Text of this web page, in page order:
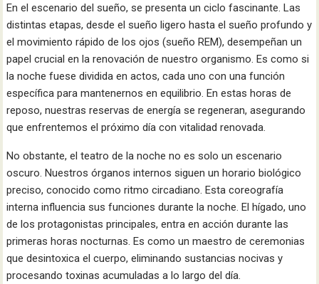
En el escenario del sueño, se presenta un ciclo fascinante. Las
distintas etapas, desde el sueño ligero hasta el sueño profundo y
el movimiento rápido de los ojos (sueño REM), desempeñan un
papel crucial en la renovación de nuestro organismo. Es como si
la noche fuese dividida en actos, cada uno con una función
específica para mantenernos en equilibrio. En estas horas de
reposo, nuestras reservas de energía se regeneran, asegurando
que enfrentemos el próximo día con vitalidad renovada.
No obstante, el teatro de la noche no es solo un escenario
oscuro. Nuestros órganos internos siguen un horario biológico
preciso, conocido como ritmo circadiano. Esta coreografía
interna influencia sus funciones durante la noche. El hígado, uno
de los protagonistas principales, entra en acción durante las
primeras horas nocturnas. Es como un maestro de ceremonias
que desintoxica el cuerpo, eliminando sustancias nocivas y
procesando toxinas acumuladas a lo largo del día.